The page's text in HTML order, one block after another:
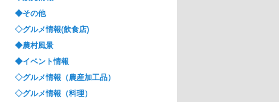
◆その他
◇グルメ情報(飲食店)
◆農村風景
◆イベント情報
◇グルメ情報（農産加工品）
◇グルメ情報（料理）